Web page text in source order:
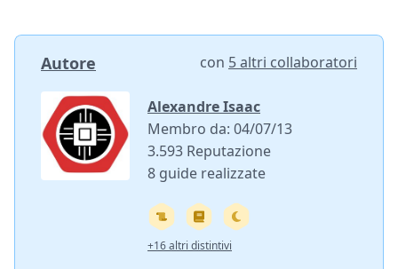
Autore con 5 altri collaboratori
Alexandre Isaac
Membro da: 04/07/13
3.593 Reputazione
8 guide realizzate
+16 altri distintivi